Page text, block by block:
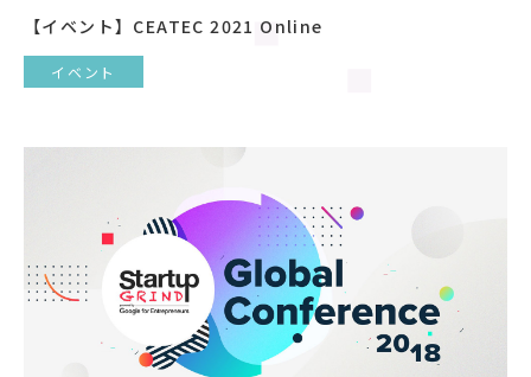
【イベント】CEATEC 2021 Online
イベント